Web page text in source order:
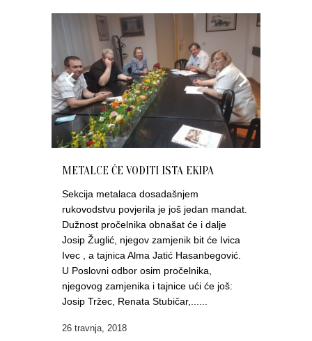
METALCE ĆE VODITI ISTA EKIPA
Sekcija metalaca dosadašnjem
rukovodstvu povjerila je još jedan mandat.
Dužnost pročelnika obnašat će i dalje
Josip Žuglić, njegov zamjenik bit će Ivica
Ivec , a tajnica Alma Jatić Hasanbegović.
U Poslovni odbor osim pročelnika,
njegovog zamjenika i tajnice ući će još:
Josip Tržec, Renata Stubičar,......
26 travnja, 2018